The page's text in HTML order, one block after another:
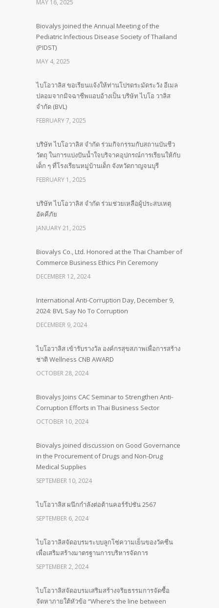
MAY 16, 2025
Biovalys joined the Annual Meeting of the
Pediatric Infectious Disease Society of Thailand
(PIDST)
MAY 4, 2025
ไบโอวาลิส ขอเรียนแจ้งให้ท่านโปรดระมัดระวัง อีเมล
ปลอมจากมิจฉาชีพแอบอ้างเป็น บริษัท ไบโอ วาลิส
จำกัด (BVL)
FEBRUARY 7, 2025
บริษัท ไบโอวาลิส จำกัด ร่วมกิจกรรมกับสถานบันชีว
วัตถุ ในการแบ่งปันน้ำใจบริจาคอุปกรณ์การเรียนให้กับ
เด็ก ๆ ที่โรงเรียนหมู่บ้านเด็ก จังหวัดกาญจนบุรี
FEBRUARY 1, 2025
บริษัท ไบโอวาลิส จำกัด ร่วมช่วยเหลือผู้ประสบเหตุ
อัคคีภัย
JANUARY 21, 2025
Biovalys Co., Ltd. Honored at the Thai Chamber of
Commerce Business Ethics Pin Ceremony
DECEMBER 12, 2024
International Anti-Corruption Day, December 9,
2024: BVL Say No To Corruption
DECEMBER 9, 2024
ไบโอวาลิส เข้ารับรางวัล องค์กรสุขสภาพเพื่อการสร้าง
ชาติ Wellness CNB AWARD
OCTOBER 28, 2024
Biovalys Joins CAC Seminar to Strengthen Anti-
Corruption Efforts in Thai Business Sector
OCTOBER 10, 2024
Biovalys joined discussion on Good Governance
in the Procurement of Drugs and Non-Drug
Medical Supplies
SEPTEMBER 10, 2024
ไบโอวาลิส ผนึกกำลังต่อต้านคอร์รัปชัน 2567
SEPTEMBER 6, 2024
ไบโอวาลิสจัดอบรมระบบลูกโซ่ความเย็นของวัคซีน
เพื่อเสริมสร้างมาตรฐานการบริหารจัดการ
SEPTEMBER 2, 2024
ไบโอวาลิสจัดอบรมเสริมสร้างจริยธรรมการจัดซื้อ
จัดหาภายใต้หัวข้อ “Where’s the line between